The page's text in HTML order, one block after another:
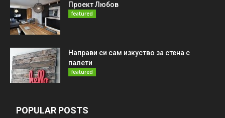
Проект Любов
featured
Направи си сам изкуство за стена с
палети
featured
POPULAR POSTS